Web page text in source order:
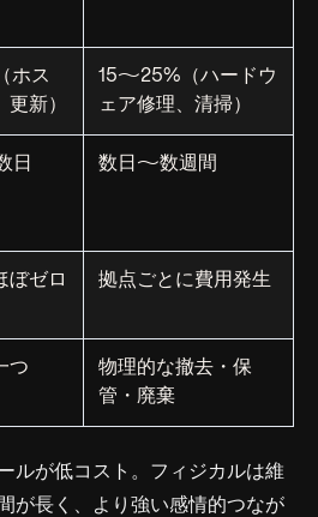
ホス
更新）
15〜25%（ハードウ
ェア修理、清掃）
日 数日〜数週間
ぼゼロ 拠点ごとに費用発生
つ
物理的な撤去・保
管・廃棄
ルが低コスト。フィジカルは維
が長く、より強い感情的つなが